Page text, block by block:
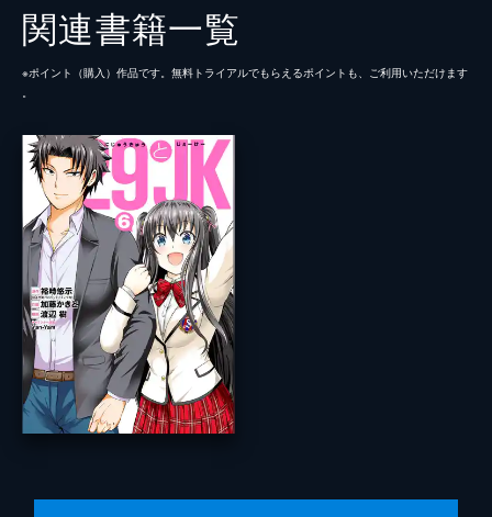
掲載誌 ガンガンONLINE
レーベル ガンガンコミックスONLINE
関連書籍一覧
※ポイント（購⼊）作品です。無料トライアルでもらえるポイントも、ご利⽤いただけます
。